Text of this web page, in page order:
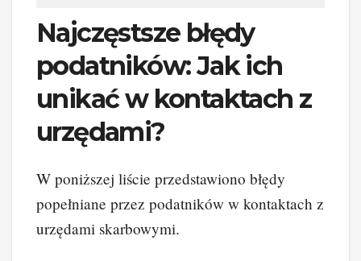
Najczęstsze błędy
podatników: Jak ich
unikać w kontaktach z
urzędami?
W poniższej liście przedstawiono błędy
popełniane przez podatników w kontaktach z
urzędami skarbowymi.